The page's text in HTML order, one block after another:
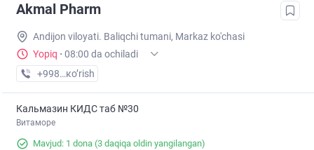
Akmal Pharm
Andijon viloyati. Baliqchi tumani, Markaz ko'chasi
Yopiq · 08:00 da ochiladi
+998 (91) XXX-XX-XX
кo’rish
Кальмазин КИДС таб №30
Витаморе
Mavjud: 1 dona (3 daqiqa oldin yangilangan)